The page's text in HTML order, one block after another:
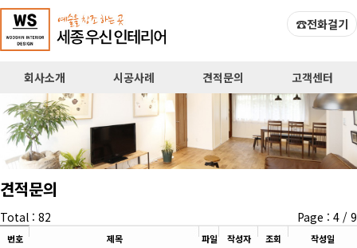
탑메뉴 바로가기
본문 바로가기
☎전화걸기
회사소개 시공사례 견적문의 고객센터
견적문의
Total : 82 Page : 4 / 9
번호 제목 파일 작성자 조회 작성일